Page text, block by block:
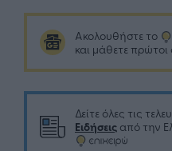
Ακολουθήστε το
και μάθετε πρώτοι
Δείτε όλες τις
Ειδήσεις από την